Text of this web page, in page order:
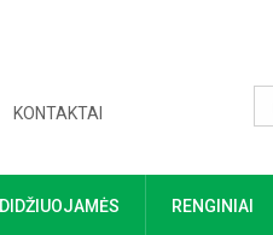
KONTAKTAI
DIDŽIUOJAMĖS RENGINIAI